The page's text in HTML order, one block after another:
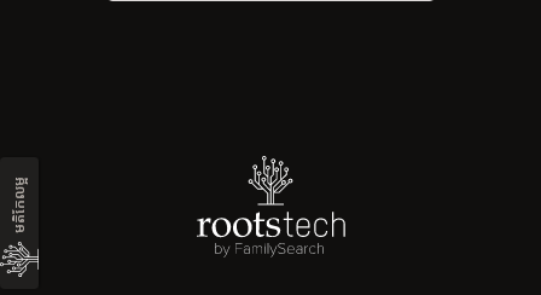
មតិ​កែលម្អ